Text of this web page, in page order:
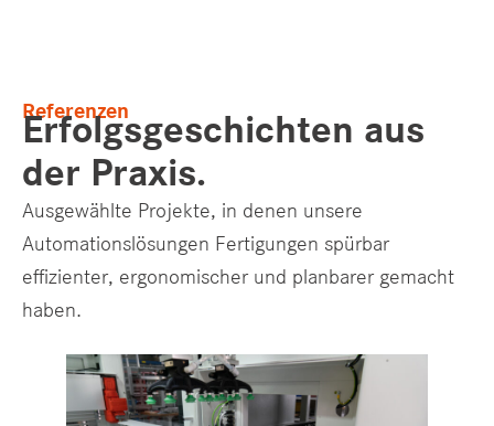
Referenzen
Erfolgsgeschichten aus
der Praxis.
Ausgewählte Projekte, in denen unsere
Automationslösungen Fertigungen spürbar
effizienter, ergonomischer und planbarer gemacht
haben.